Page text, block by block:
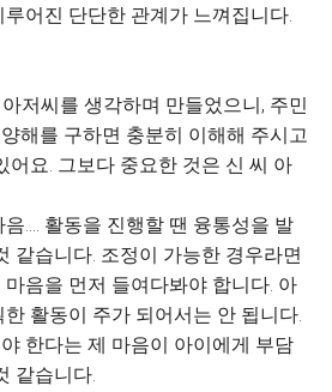
어진 단단한 관계가 느껴집니다.
저씨를 생각하며 만들었으니, 주민
해를 구하면 충분히 이해해 주시고
어요. 그보다 중요한 것은 신 씨 아
…. 활동을 진행할 땐 융통성을 발
같습니다. 조정이 가능한 경우라면
음을 먼저 들여다봐야 합니다. 아
활동이 주가 되어서는 안 됩니다.
한다는 제 마음이 아이에게 부담
같습니다.